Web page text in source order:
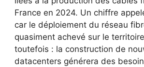
France en 2024. Un chiffre
car le déploiement du réseau
quasiment achevé sur le
toutefois : la construction de
datacenters générera des